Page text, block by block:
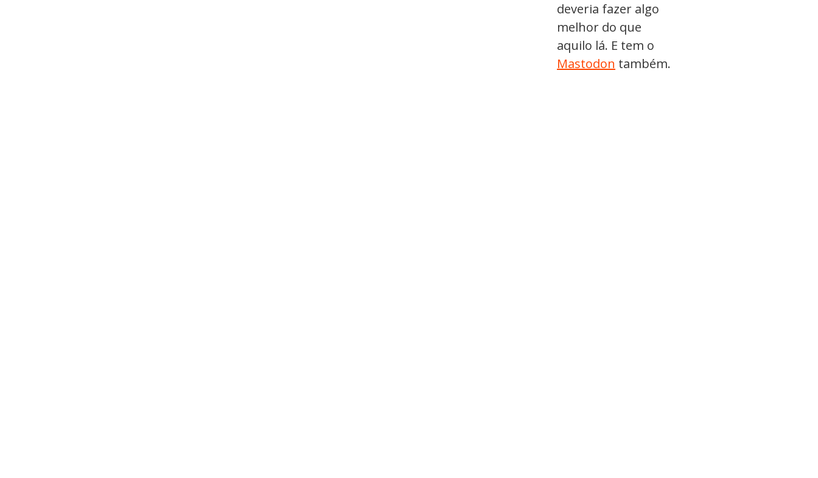
deveria fazer algo
melhor do que
aquilo lá. E tem o
Mastodon também.